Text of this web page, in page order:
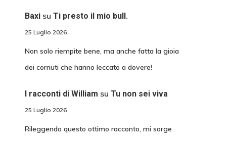
Baxisu Ti presto il mio bull.
25 Luglio 2026
Non solo riempite bene, ma anche fatta la gioia
dei cornuti che hanno leccato a dovere!
I racconti di William su Tu non sei viva
25 Luglio 2026
Rileggendo questo ottimo racconto, mi sorge